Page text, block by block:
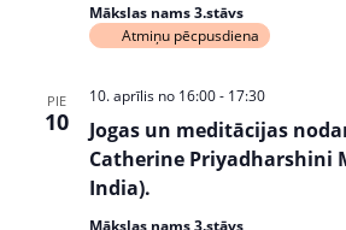
Mākslas nams 3.stāvs
Atmiņu pēcpusdiena
PIE
10
Jogas un meditācijas
Catherine Priyadharshini
India).
10. aprīlis no 16:00- 17:30
Mākslas nams 3.stāvs